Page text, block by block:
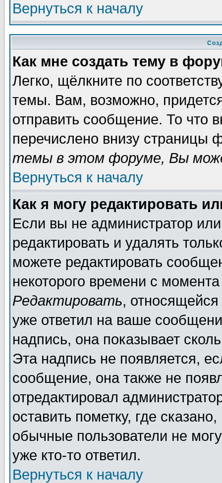
Вернуться к началу
Как мне создать тему в
Легко, щёлкните по
темы. Вам, возможно,
отправить сообщение. То что
перечислено внизу страницы
темы в этом форуме, Вы
Вернуться к началу
Как я могу редактировать
Если вы не администратор
редактировать и удалять
можете редактировать
некоторого времени с
Редактировать,
уже ответил на ваше
надпись, она показывает
Эта надпись не появляется,
сообщение, она также не
отредактировал
оставить пометку, где
обычные пользователи не
уже кто-то ответил.
Вернуться к началу